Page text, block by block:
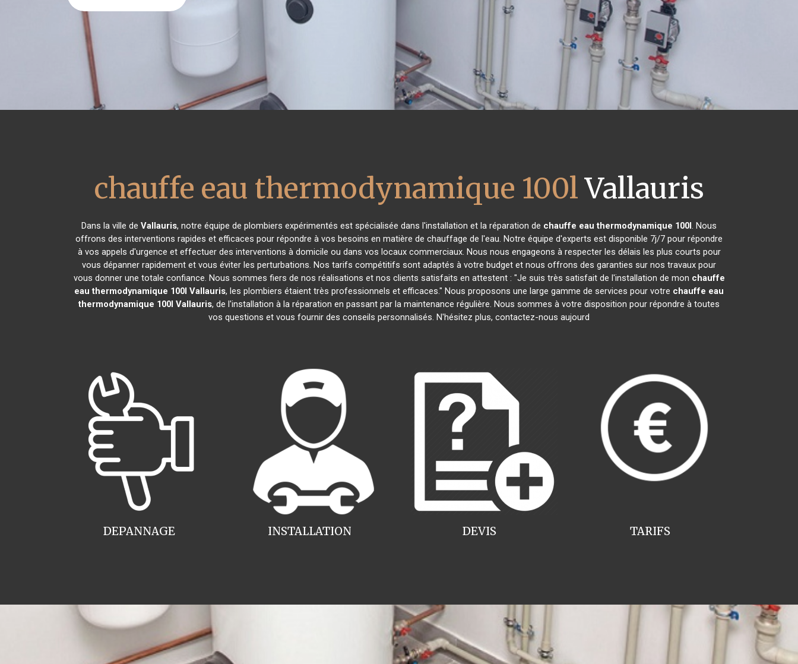
chauffe eau thermodynamique 100lVallauris
Dans la ville de Vallauris, notre équipe de plombiers expérimentés est spécialisée dans l'installation et la réparation de chauffe eau thermodynamique 100l. Nous
offrons des interventions rapides et efficaces pour répondre à vos besoins en matière de chauffage de l'eau. Notre équipe d'experts est disponible 7j/7 pour répondre
à vos appels d'urgence et effectuer des interventions à domicile ou dans vos locaux commerciaux. Nous nous engageons à respecter les délais les plus courts pour
vous dépanner rapidement et vous éviter les perturbations. Nos tarifs compétitifs sont adaptés à votre budget et nous offrons des garanties sur nos travaux pour
vous donner une totale confiance. Nous sommes fiers de nos réalisations et nos clients satisfaits en attestent : "Je suis très satisfait de l'installation de mon chauffe
eau thermodynamique 100l Vallauris, les plombiers étaient très professionnels et efficaces." Nous proposons une large gamme de services pour votre chauffe eau
thermodynamique 100l Vallauris, de l'installation à la réparation en passant par la maintenance régulière. Nous sommes à votre disposition pour répondre à toutes
vos questions et vous fournir des conseils personnalisés. N'hésitez plus, contactez-nous aujourd
INSTALLATION
DEPANNAGE TARIFS
DEVIS